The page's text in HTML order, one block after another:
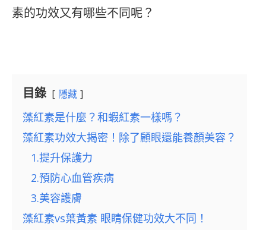
素的功效又有哪些不同呢？
目錄 隱藏
藻紅素是什麼？和蝦紅素一樣嗎？
藻紅素功效大揭密！除了顧眼還能養顏美容？
1.提升保護力
2.預防心血管疾病
3.美容護膚
藻紅素vs葉黃素 眼睛保健功效大不同！